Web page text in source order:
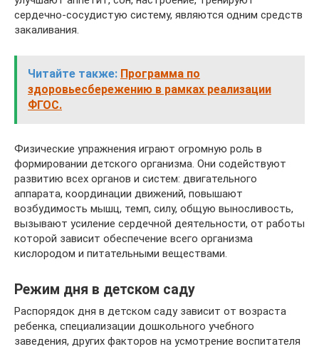
сердечно-сосудистую систему, являются одним средств
закаливания.
Читайте также: Программа по
здоровьесбережению в рамках реализации
ФГОС.
Физические упражнения играют огромную роль в
формировании детского организма. Они содействуют
развитию всех органов и систем: двигательного
аппарата, координации движений, повышают
возбудимость мышц, темп, силу, общую выносливость,
вызывают усиление сердечной деятельности, от работы
которой зависит обеспечение всего организма
кислородом и питательными веществами.
Режим дня в детском саду
Распорядок дня в детском саду зависит от возраста
ребенка, специализации дошкольного учебного
заведения, других факторов на усмотрение воспитателя